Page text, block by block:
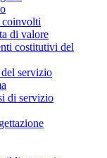
coinvolti
di valore
costitutivi del
servizio
di servizio